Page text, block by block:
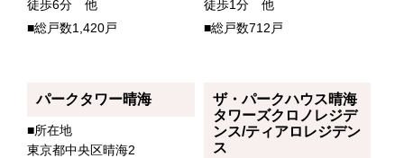
徒歩6分 他
■総戸数1,420戸
徒歩1分 他
■総戸数712戸
パークタワー晴海
■所在地
東京都中央区晴海2
ザ・パークハウス晴海
タワーズクロノレジデ
ンス/ティアロレジデン
ス